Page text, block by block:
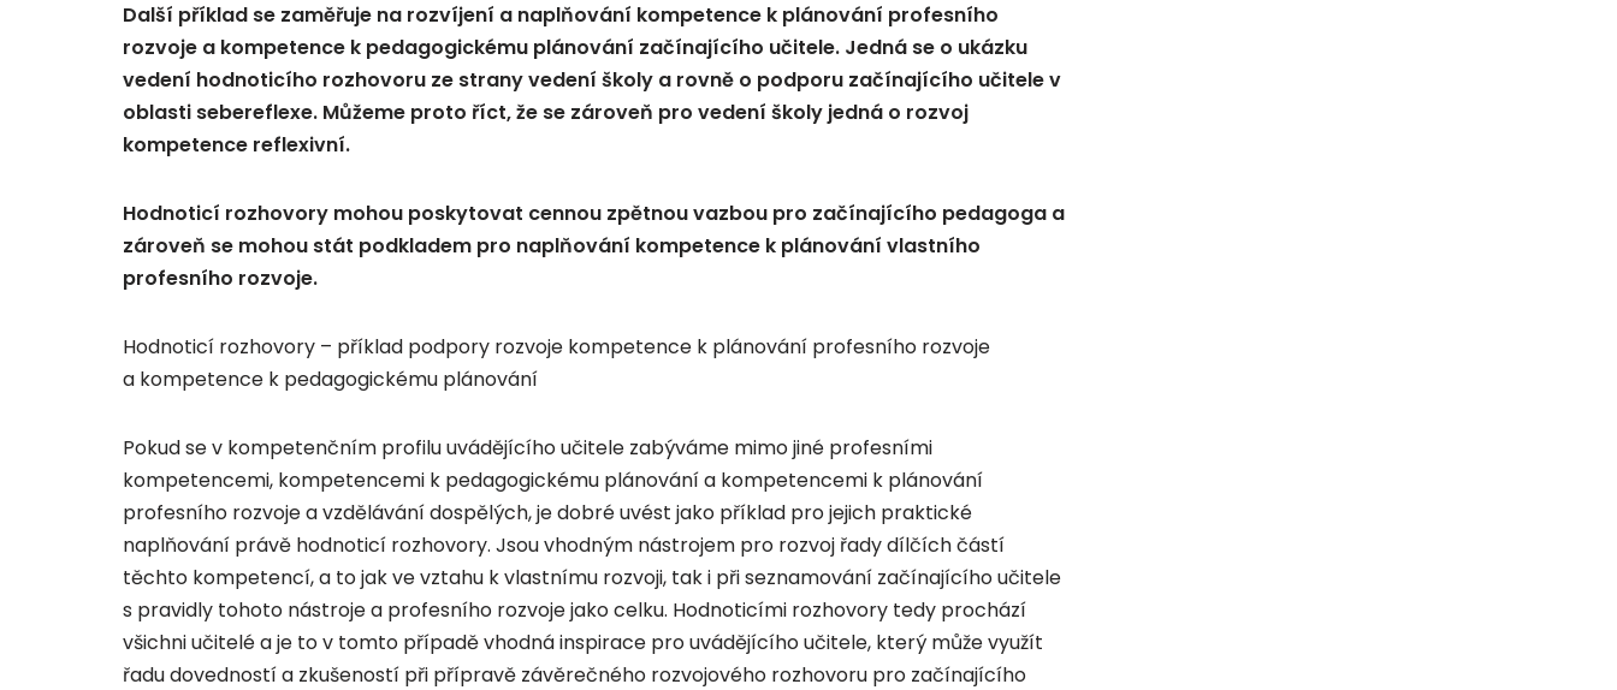
Další příklad se zaměřuje na rozvíjení a naplňování kompetence k plánování profesního
rozvoje a kompetence k pedagogickému plánování začínajícího učitele. Jedná se o ukázku
vedení hodnoticího rozhovoru ze strany vedení školy a rovně o podporu začínajícího učitele v
oblasti sebereflexe. Můžeme proto říct, že se zároveň pro vedení školy jedná o rozvoj
kompetence reflexivní.
Hodnoticí rozhovory mohou poskytovat cennou zpětnou vazbou pro začínajícího pedagoga a
zároveň se mohou stát podkladem pro naplňování kompetence k plánování vlastního
profesního rozvoje.
Hodnoticí rozhovory – příklad podpory rozvoje kompetence k plánování profesního rozvoje
a kompetence k pedagogickému plánování
Pokud se v kompetenčním profilu uvádějícího učitele zabýváme mimo jiné profesními
kompetencemi, kompetencemi k pedagogickému plánování a kompetencemi k plánování
profesního rozvoje a vzdělávání dospělých, je dobré uvést jako příklad pro jejich praktické
naplňování právě hodnoticí rozhovory. Jsou vhodným nástrojem pro rozvoj řady dílčích částí
těchto kompetencí, a to jak ve vztahu k vlastnímu rozvoji, tak i při seznamování začínajícího učitele
s pravidly tohoto nástroje a profesního rozvoje jako celku. Hodnoticími rozhovory tedy prochází
všichni učitelé a je to v tomto případě vhodná inspirace pro uvádějícího učitele, který může využít
řadu dovedností a zkušeností při přípravě závěrečného rozvojového rozhovoru pro začínajícího